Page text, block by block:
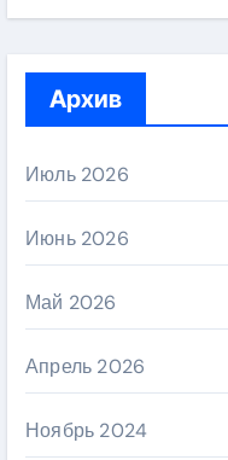
Архив
Июль 2026
Июнь 2026
Май 2026
Апрель 2026
Ноябрь 2024